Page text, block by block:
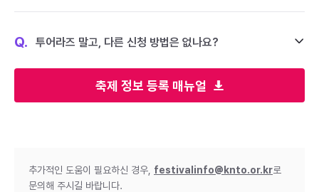
축제 정보 등록 매뉴얼
Q. 투어라즈 말고, 다른 신청 방법은 없나요?
추가적인 도움이 필요하신 경우, festivalinfo@knto.or.kr로
문의해 주시길 바랍니다.